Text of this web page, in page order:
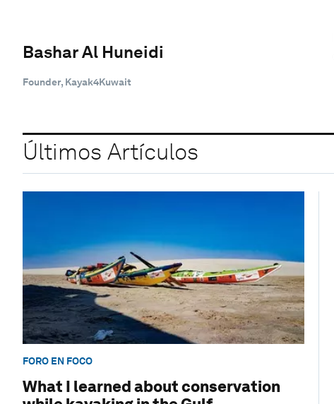
Bashar Al Huneidi
Founder, Kayak4Kuwait
Últimos Artículos
FORO EN FOCO
What I learned about conservation